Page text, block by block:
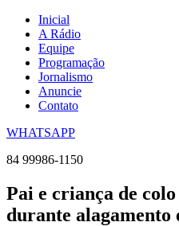
Inicial
A Rádio
Equipe
Programação
Jornalismo
Anuncie
Contato
WHATSAPP
84 99986-1150
Pai e criança de
durante alagamento